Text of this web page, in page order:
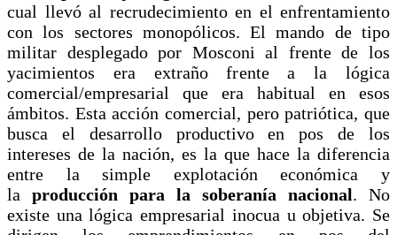
cual llevó al recrudecimiento en el enfrentamiento
con los sectores monopólicos. El mando de tipo
militar desplegado por Mosconi al frente de los
yacimientos era extraño frente a la lógica
comercial/empresarial que era habitual en esos
ámbitos. Esta acción comercial, pero patriótica, que
busca el desarrollo productivo en pos de los
intereses de la nación, es la que hace la diferencia
entre la simple explotación económica y
la producción para la soberanía nacional. No
existe una lógica empresarial inocua u objetiva. Se